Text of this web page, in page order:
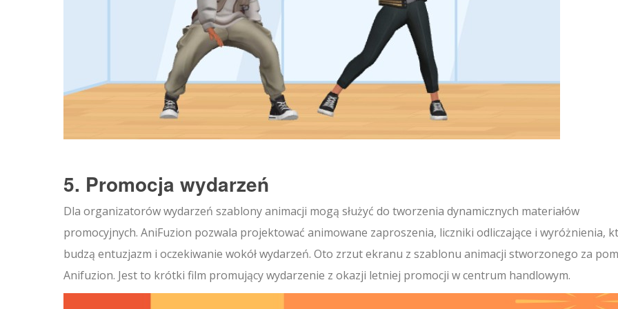
5. Promocja wydarzeń
Dla organizatorów wydarzeń szablony animacji mogą służyć do tworzenia dynamicznych materiałów
promocyjnych. AniFuzion pozwala projektować animowane zaproszenia, liczniki odliczające i wyróżnienia,
budzą entuzjazm i oczekiwanie wokół wydarzeń. Oto zrzut ekranu z szablonu animacji stworzonego za
Anifuzion. Jest to krótki film promujący wydarzenie z okazji letniej promocji w centrum handlowym.